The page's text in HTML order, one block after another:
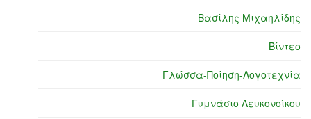
Βασίλης Μιχαηλίδης
Βίντεο
Γλώσσα-Ποίηση-Λογοτεχνία
Γυμνάσιο Λευκονοίκου